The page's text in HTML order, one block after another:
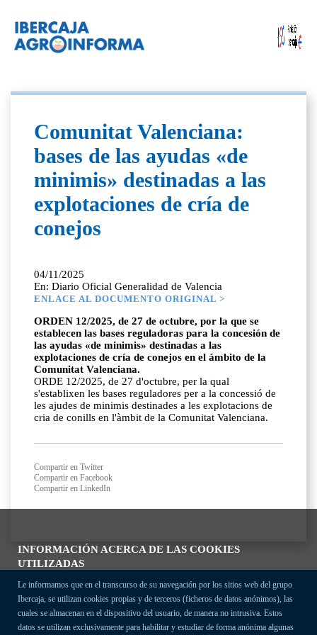
INFORMACIÓN ACERCA DE LAS COOKIES
UTILIZADAS
Le informamos que en el transcurso de su navegación por los sitios web del grupo
Ibercaja, se utilizan cookies propias y de terceros (ficheros de datos anónimos), las
cuales se almacenan en el dispositivo del usuario, de manera no intrusiva. Estos
datos se utilizan exclusivamente para habilitar y estudiar de forma anónima algunas
Comunitat Valenciana:
bases de las ayudas «de
minimis» destinadas a las
explotaciones de cría de
conejos
04/11/2025
En: Diario Oficial Generalidad de Valencia
ENLACE AL DOCUMENTO ORIGINAL >
ORDEN 12/2025, de 27 de octubre, por la que se
establecen las bases reguladoras para la concesión de
las ayudas «de minimis» destinadas a las
explotaciones de cría de conejos en el ámbito de la
Comunitat Valenciana.
ORDE 12/2025, de 27 d'octubre, per la qual
s'establixen les bases reguladores per a la concessió de
les ajudes de minimis destinades a les explotacions de
cria de conills en l'àmbit de la Comunitat Valenciana.
Compartir en Twitter
Compartir en Facebook
Compartir en LinkedIn